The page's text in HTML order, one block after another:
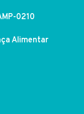
0210
Alimentar